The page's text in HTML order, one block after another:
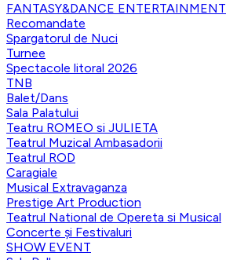
FANTASY&DANCE ENTERTAINMENT
Recomandate
Spargatorul de Nuci
Turnee
Spectacole litoral 2026
TNB
Balet/Dans
Sala Palatului
Teatru ROMEO si JULIETA
Teatrul Muzical Ambasadorii
Teatrul ROD
Caragiale
Musical Extravaganza
Prestige Art Production
Teatrul National de Opereta si Musical
Concerte și Festivaluri
SHOW EVENT